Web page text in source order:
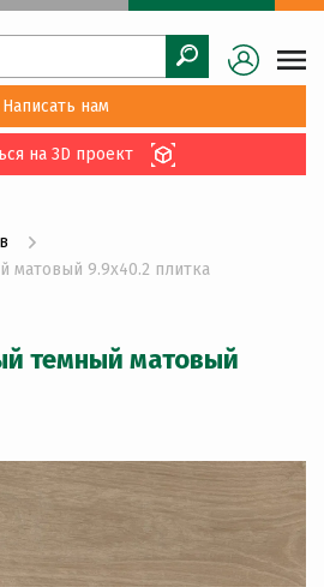
Написать нам
на 3D проект
матовый 9.9x40.2 плитка
темный матовый